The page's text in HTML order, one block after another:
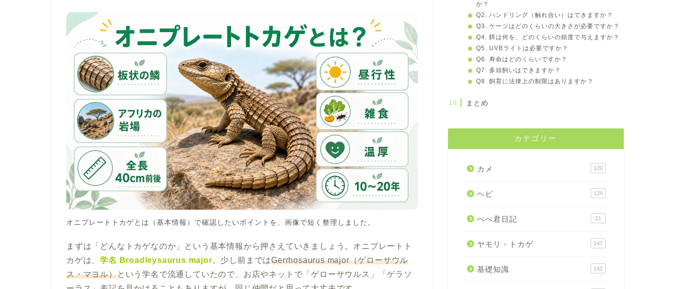
オニプレートトカゲとは（基本情報）で確認したいポイントを、画像で短く整理しました。
まずは「どんなトカゲなのか」という基本情報から押さえていきましょう。オニプレートト
カゲは、学名 Broadleysaurus major。少し前まではGerrhosaurus major（ゲローサウル
ス・マヨル）という学名で流通していたので、お店やネットで「ゲローサウルス」「ゲラソ
か？
Q2. ハンドリング（触れ合い）はできますか？
Q3. ケージはどのくらいの大きさが必要ですか？
Q4. 餌は何を、どのくらいの頻度で与えますか？
Q5. UVBライトは必要ですか？
Q6. 寿命はどのくらいですか？
Q7. 多頭飼いはできますか？
Q8. 飼育に法律上の制限はありますか？
まとめ
カテゴリー
カメ 120
ヘビ 124
ぺぺ君日記 21
ヤモリ・トカゲ 147
基礎知識 142